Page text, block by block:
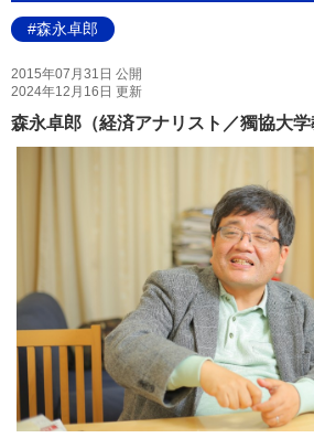
#森永卓郎
2015年07月31日 公開
2024年12月16日 更新
森永卓郎（経済アナリスト／獨協大学